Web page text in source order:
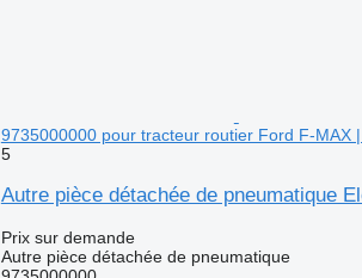
9735000000 pour tracteur routier Ford F-MAX
5
Autre pièce détachée de pneumatique
Prix sur demande
Autre pièce détachée de pneumatique